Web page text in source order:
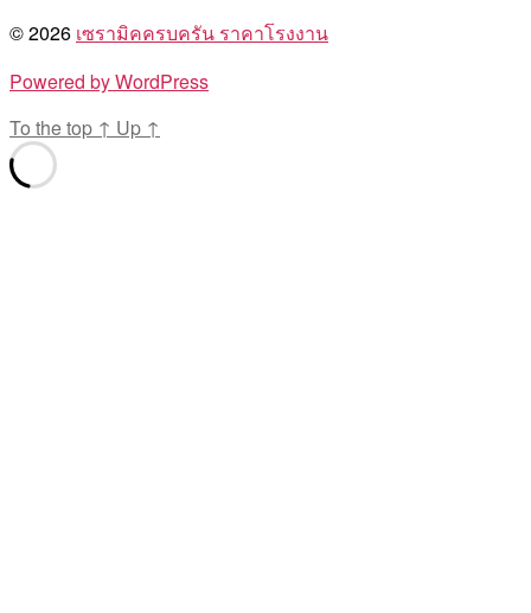
© 2026 เซรามิคครบครัน ราคาโรงงาน
Powered by WordPress
To the top ↑ Up ↑